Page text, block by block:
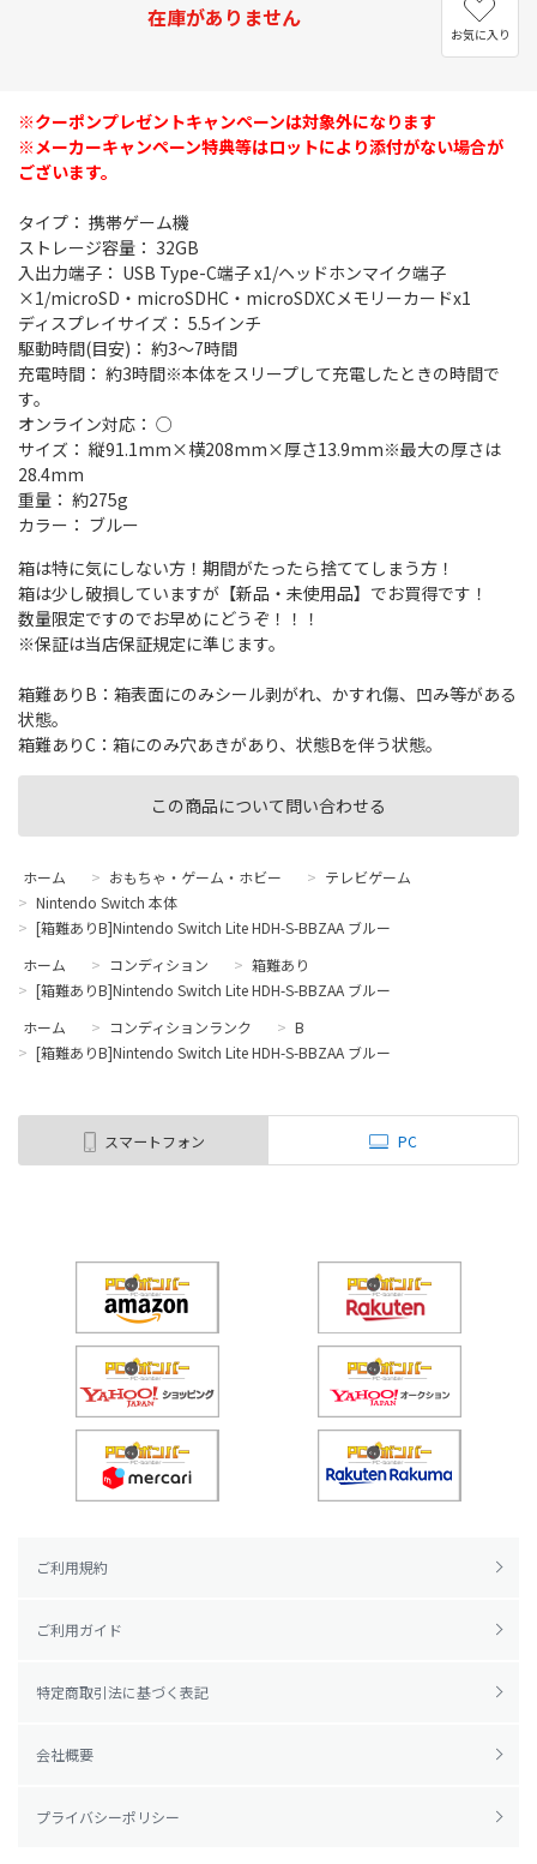
この商品について問い合わせる
在庫がありません
お気に入り
※クーポンプレゼントキャンペーンは対象外になります
※メーカーキャンペーン特典等はロットにより添付がない場合が
ございます。
タイプ： 携帯ゲーム機
ストレージ容量： 32GB
入出力端子： USB Type-C端子 x1/ヘッドホンマイク端子
×1/microSD・microSDHC・microSDXCメモリーカードx1
ディスプレイサイズ： 5.5インチ
駆動時間(目安)： 約3～7時間
充電時間： 約3時間※本体をスリープして充電したときの時間で
す。
オンライン対応： ○
サイズ： 縦91.1mm×横208mm×厚さ13.9mm※最大の厚さは
28.4mm
重量： 約275g
カラー： ブルー
箱は特に気にしない方！期間がたったら捨ててしまう方！
箱は少し破損していますが【新品・未使用品】でお買得です！
数量限定ですのでお早めにどうぞ！！！
※保証は当店保証規定に準じます。
箱難ありB：箱表面にのみシール剥がれ、かすれ傷、凹み等がある
状態。
箱難ありC：箱にのみ穴あきがあり、状態Bを伴う状態。
ホーム > おもちゃ・ゲーム・ホビー > テレビゲーム
> Nintendo Switch 本体
> [箱難ありB]Nintendo Switch Lite HDH-S-BBZAA ブルー
ホーム
> コンディション > 箱難あり
> [箱難ありB]Nintendo Switch Lite HDH-S-BBZAA ブルー
ホーム
> コンディションランク > B
> [箱難ありB]Nintendo Switch Lite HDH-S-BBZAA ブルー
スマートフォン PC
ご利用規約
ご利用ガイド
特定商取引法に基づく表記
会社概要
プライバシーポリシー